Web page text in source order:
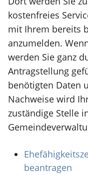
kostenfreies
mit Ihrem bereits
anzumelden.
werden Sie ganz
Antragstellung
benötigten Daten
Nachweise wird
zuständige Stelle
beantragen